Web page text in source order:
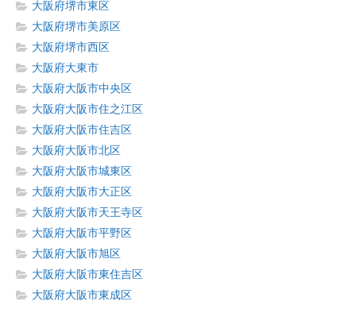
大阪府堺市東区
大阪府堺市美原区
大阪府堺市西区
大阪府大東市
大阪府大阪市中央区
大阪府大阪市住之江区
大阪府大阪市住吉区
大阪府大阪市北区
大阪府大阪市城東区
大阪府大阪市大正区
大阪府大阪市天王寺区
大阪府大阪市平野区
大阪府大阪市旭区
大阪府大阪市東住吉区
大阪府大阪市東成区